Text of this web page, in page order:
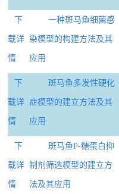
下
载详
情
一种斑马鱼细菌感
染模型的构建方法及其
应用
下
载详
情
斑马鱼多发性硬化
症模型的建立方法及其
应用
下
载详
情
斑马鱼P-糖蛋白抑
制剂筛选模型的建立方
法及其应用